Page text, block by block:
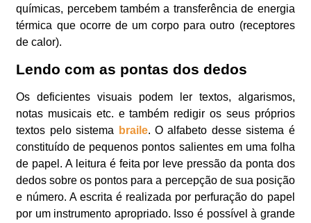
químicas, percebem também a transferência de energia
térmica que ocorre de um corpo para outro (receptores
de calor).
Lendo com as pontas dos dedos
Os deficientes visuais podem ler textos, algarismos,
notas musicais etc. e também redigir os seus próprios
textos pelo sistema
braile. O alfabeto desse sistema é
constituído de pequenos pontos salientes em uma folha
de papel. A leitura é feita por leve pressão da ponta dos
dedos sobre os pontos para a percepção de sua posição
e número. A escrita é realizada por perfuração do papel
por um instrumento apropriado. Isso é possível à grande